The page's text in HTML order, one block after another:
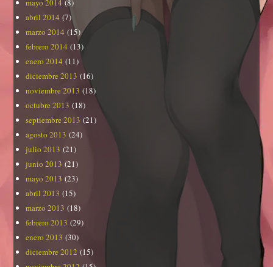
abril 2014 (7)
marzo 2014 (15)
febrero 2014 (13)
enero 2014 (11)
diciembre 2013 (16)
noviembre 2013 (18)
octubre 2013 (18)
septiembre 2013 (21)
agosto 2013 (24)
julio 2013 (21)
junio 2013 (21)
mayo 2013 (23)
abril 2013 (15)
marzo 2013 (18)
febrero 2013 (29)
enero 2013 (30)
diciembre 2012 (15)